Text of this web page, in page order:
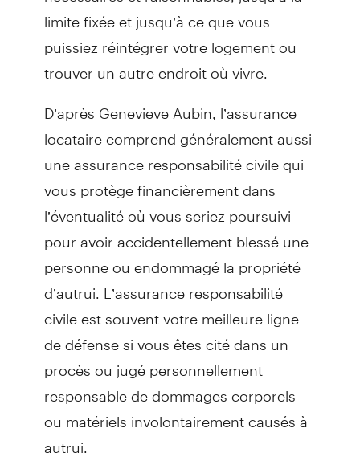
limite fixée et jusqu’à ce que vous
puissiez réintégrer votre logement ou
trouver un autre endroit où vivre.
D’après Genevieve Aubin, l’assurance
locataire comprend généralement aussi
une assurance responsabilité civile qui
vous protège financièrement dans
l’éventualité où vous seriez poursuivi
pour avoir accidentellement blessé une
personne ou endommagé la propriété
d’autrui. L’assurance responsabilité
civile est souvent votre meilleure ligne
de défense si vous êtes cité dans un
procès ou jugé personnellement
responsable de dommages corporels
ou matériels involontairement causés à
autrui.